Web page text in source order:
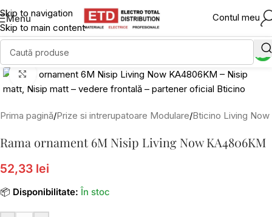
Skip to navigation
Skip to main content
Menu Contul meu
Click to enlarge
Prima pagină/Prize si intrerupatoare Modulare/Bticino Living Now
Rama ornament 6M Nisip Living Now KA4806KM
52,33 lei
📦 Disponibilitate: În stoc